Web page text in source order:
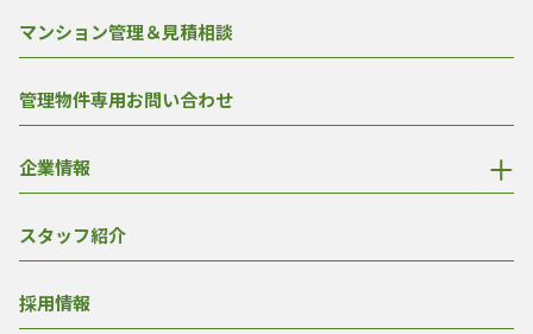
マンション管理＆見積相談
管理物件専用お問い合わせ
企業情報
スタッフ紹介
採用情報